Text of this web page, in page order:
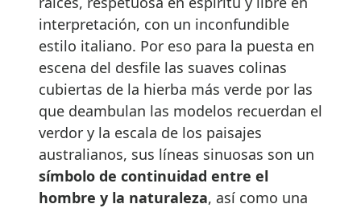
interpretación, con un inconfundible
estilo italiano. Por eso para la puesta en
escena del desfile las suaves colinas
cubiertas de la hierba más verde por las
que deambulan las modelos recuerdan el
verdor y la escala de los paisajes
australianos, sus líneas sinuosas son un
símbolo de continuidad entre el
hombre y la naturaleza, así como una